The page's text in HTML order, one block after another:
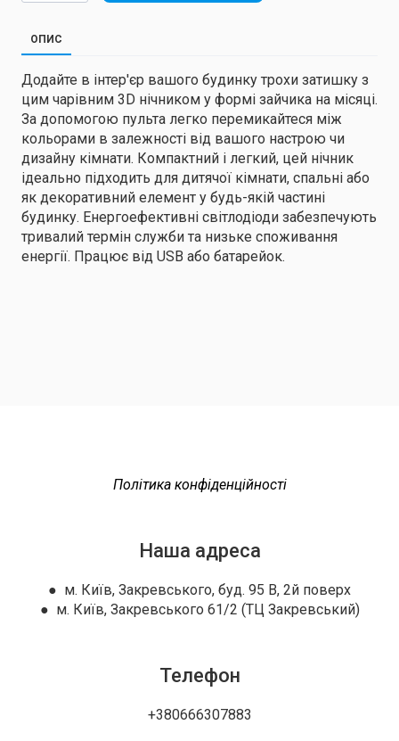
ОПИС
Додайте в інтер'єр вашого будинку трохи затишку з
цим чарівним 3D нічником у формі зайчика на місяці.
За допомогою пульта легко перемикайтеся між
кольорами в залежності від вашого настрою чи
дизайну кімнати. Компактний і легкий, цей нічник
ідеально підходить для дитячої кімнати, спальні або
як декоративний елемент у будь-якій частині
будинку. Енергоефективні світлодіоди забезпечують
тривалий термін служби та низьке споживання
енергії. Працює від USB або батарейок.
Політика конфіденційності
Наша адреса
● м. Київ, Закревського, буд. 95 В, 2й поверх
● м. Київ, Закревського 61/2 (ТЦ Закревський)
Телефон
+380666307883